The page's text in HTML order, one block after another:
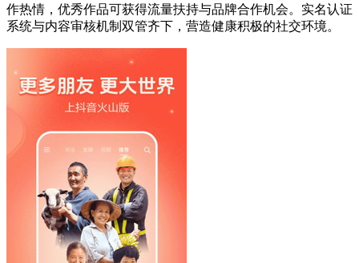
作热情，优秀作品可获得流量扶持与品牌合作机会。实名认证
系统与内容审核机制双管齐下，营造健康积极的社交环境。